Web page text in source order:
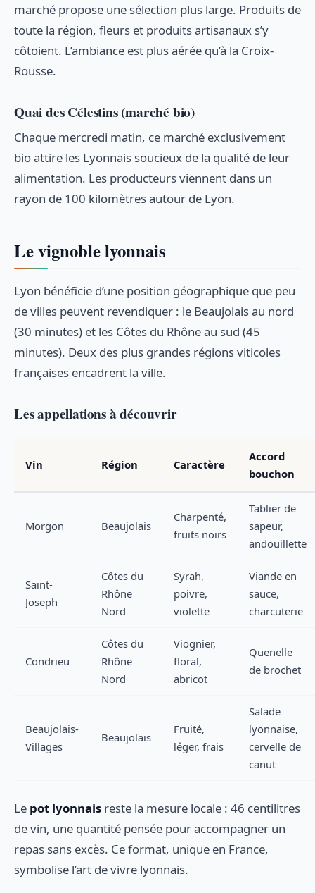
marché propose une sélection plus large. Produits de
toute la région, fleurs et produits artisanaux s’y
côtoient. L’ambiance est plus aérée qu’à la Croix-
Rousse.
Quai des Célestins (marché bio)
Chaque mercredi matin, ce marché exclusivement
bio attire les Lyonnais soucieux de la qualité de leur
alimentation. Les producteurs viennent dans un
rayon de 100 kilomètres autour de Lyon.
Le vignoble lyonnais
Lyon bénéficie d’une position géographique que peu
de villes peuvent revendiquer : le Beaujolais au nord
(30 minutes) et les Côtes du Rhône au sud (45
minutes). Deux des plus grandes régions viticoles
françaises encadrent la ville.
Les appellations à découvrir
Vin Région Caractère
Accord
bouchon
Morgon Beaujolais
Charpenté,
fruits noirs
Tablier de
sapeur,
andouillette
Saint-
Joseph
Côtes du
Rhône
Nord
Syrah,
poivre,
violette
Viande en
sauce,
charcuterie
Condrieu
Côtes du
Rhône
Nord
Viognier,
floral,
abricot
Quenelle
de brochet
Beaujolais-
Villages
Beaujolais
Fruité,
léger, frais
Salade
lyonnaise,
cervelle de
canut
Le pot lyonnais reste la mesure locale : 46 centilitres
de vin, une quantité pensée pour accompagner un
repas sans excès. Ce format, unique en France,
symbolise l’art de vivre lyonnais.